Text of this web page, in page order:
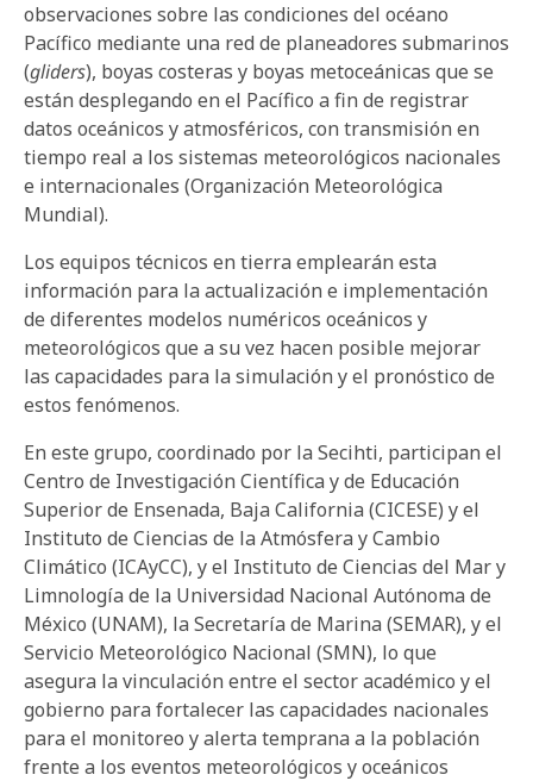
observaciones sobre las condiciones del océano
Pacífico mediante una red de planeadores submarinos
(gliders), boyas costeras y boyas metoceánicas que se
están desplegando en el Pacífico a fin de registrar
datos oceánicos y atmosféricos, con transmisión en
tiempo real a los sistemas meteorológicos nacionales
e internacionales (Organización Meteorológica
Mundial).
Los equipos técnicos en tierra emplearán esta
información para la actualización e implementación
de diferentes modelos numéricos oceánicos y
meteorológicos que a su vez hacen posible mejorar
las capacidades para la simulación y el pronóstico de
estos fenómenos.
En este grupo, coordinado por la Secihti, participan el
Centro de Investigación Científica y de Educación
Superior de Ensenada, Baja California (CICESE) y el
Instituto de Ciencias de la Atmósfera y Cambio
Climático (ICAyCC), y el Instituto de Ciencias del Mar y
Limnología de la Universidad Nacional Autónoma de
México (UNAM), la Secretaría de Marina (SEMAR), y el
Servicio Meteorológico Nacional (SMN), lo que
asegura la vinculación entre el sector académico y el
gobierno para fortalecer las capacidades nacionales
para el monitoreo y alerta temprana a la población
frente a los eventos meteorológicos y oceánicos